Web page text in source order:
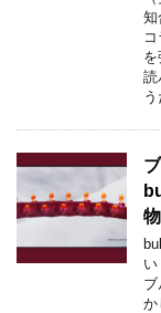
知
読
い
か